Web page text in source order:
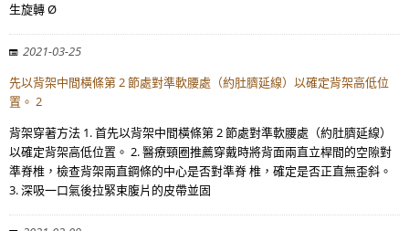
生旋轉 Ø
2021-03-25
先以背架中間橫條第 2 節處對準軟腰處（約肚臍延線）以確定背架高低位
置。 2
背架穿著方法 1. 首先以背架中間橫條第 2 節處對準軟腰處（約肚臍延線）
以確定背架高低位置。 2. 醫療頸圈推薦穿戴時將背面兩直立桿間的空隙對
準脊椎，檢查背架兩直鋼條的中心是否對準脊 椎，確定是否正直無歪斜。
3. 深吸一口氣後拉緊束腹片的皮帶並固